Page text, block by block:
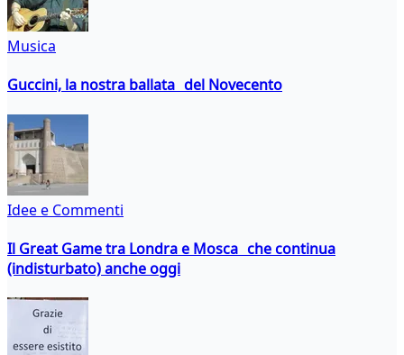
Musica
Guccini, la nostra ballata del Novecento
Idee e Commenti
Il Great Game tra Londra e Mosca che continua
(indisturbato) anche oggi